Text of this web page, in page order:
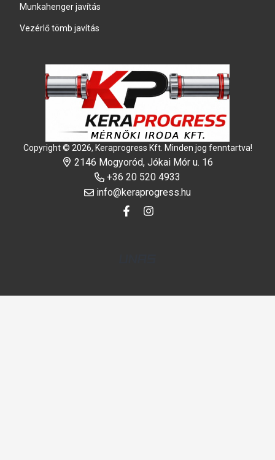
Munkahenger javítás
Vezérlő tömb javítás
Copyright © 2026, Keraprogress Kft. Minden jog fenntartva!
2146 Mogyoród, Jókai Mór u. 16
+36 20 520 4933
info@keraprogress.hu